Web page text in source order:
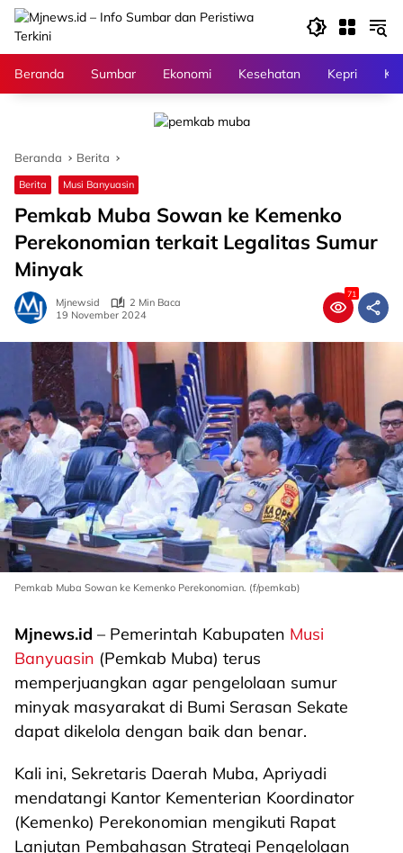
Langsung
konten
Beranda
Sumbar Ekonomi Kesehatan Kepri
Beranda Berita
Berita Musi Banyuasin
Pemkab Muba Sowan ke Kemenko
Perekonomian terkait Legalitas Sumur
Minyak
Mjnewsid
2 Min Baca
19 November 2024
71
Pemkab Muba Sowan ke Kemenko Perekonomian. (f/pemkab)
Mjnews.id – Pemerintah Kabupaten Musi
Banyuasin (Pemkab Muba) terus
memperjuangkan agar pengelolaan sumur
minyak masyarakat di Bumi Serasan Sekate
dapat dikelola dengan baik dan benar.
Kali ini, Sekretaris Daerah Muba, Apriyadi
mendatangi Kantor Kementerian Koordinator
(Kemenko) Perekonomian mengikuti Rapat
Lanjutan Pembahasan Strategi Pengelolaan